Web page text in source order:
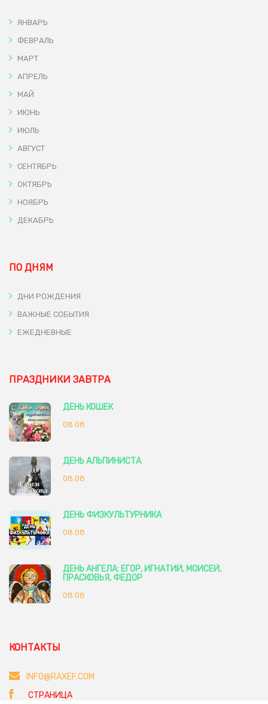
ЯНВАРЬ
ФЕВРАЛЬ
МАРТ
АПРЕЛЬ
МАЙ
ИЮНЬ
ИЮЛЬ
АВГУСТ
СЕНТЯБРЬ
ОКТЯБРЬ
НОЯБРЬ
ДЕКАБРЬ
ПО ДНЯМ
ДНИ РОЖДЕНИЯ
ВАЖНЫЕ СОБЫТИЯ
ЕЖЕДНЕВНЫЕ
ПРАЗДНИКИ ЗАВТРА
ДЕНЬ КОШЕК
08.08
ДЕНЬ АЛЬПИНИСТА
08.08
ДЕНЬ ФИЗКУЛЬТУРНИКА
08.08
ДЕНЬ АНГЕЛА: ЕГОР, ИГНАТИЙ, МОИСЕЙ,
ПРАСКОВЬЯ, ФЕДОР
08.08
КОНТАКТЫ
INFO@RAXEF.COM
СТРАНИЦА